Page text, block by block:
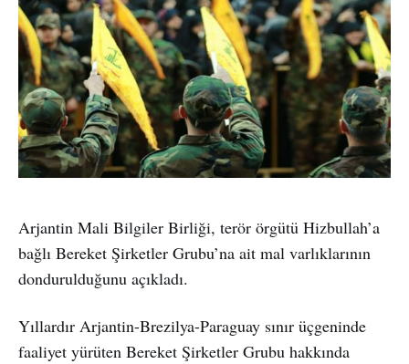
Arjantin Mali Bilgiler Birliği, terör örgütü Hizbullah’a
bağlı Bereket Şirketler Grubu’na ait mal varlıklarının
dondurulduğunu açıkladı.
Yıllardır Arjantin-Brezilya-Paraguay sınır üçgeninde
faaliyet yürüten Bereket Şirketler Grubu hakkında